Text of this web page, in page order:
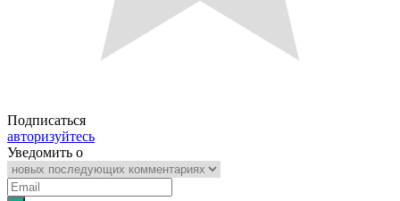
Подписаться
авторизуйтесь
Уведомить о